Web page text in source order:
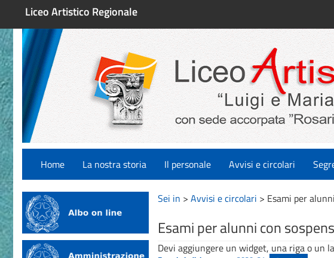
Liceo Artistico Regionale
Home La nostra storia Il personale Avvisi e circolari
Sei in > Avvisi e circolari > Esami per
Esami per alunni con
Devi aggiungere un widget, una riga o un